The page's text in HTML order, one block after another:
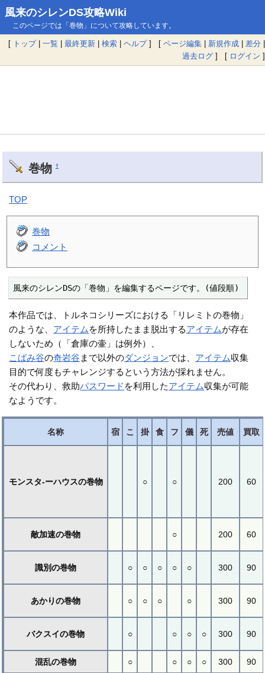
風来のシレンDS攻略Wiki
このページでは「巻物」について攻略しています。
[ トップ| 一覧 | 最終更新 | 検索 | ヘルプ] [ ページ編集 | 新規作成 | 差分 |
過去ログ ] [ ログイン ]
巻物 †
TOP
巻物
コメント
風来のシレンDSの「巻物」を編集するページです。(値段順)
本作品では、トルネコシリーズにおける「リレミトの巻物」
のような、 アイテムを所持したまま脱出するアイテムが存在
しないため（「倉庫の壷」は例外）、
こばみ谷の奇岩谷 まで以外のダンジョンでは、 アイテム収集
目的で何度もチャレンジするという方法が採れません。
その代わり、救助パスワード を利用したアイテム収集が可能
なようです。
名称 宿 こ 掛 食 フ 儀 死 売値 買取
モンスタ-ーハウスの巻物 ○ ○ 200 60
敵加速の巻物 ○ 200 60
識別の巻物 ○ ○ ○ ○ ○ 300 90
あかりの巻物 ○ ○ ○ ○ 300 90
バクスイの巻物 ○ ○ ○ ○ 300 90
混乱の巻物 ○ ○ ○ ○ 300 90